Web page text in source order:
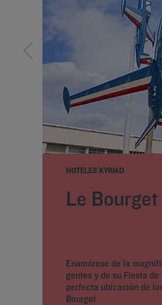
HOTELES KYRIAD
Le Bourget
Enamórese de la
gentes y de su Fiesta
perfecta ubicación de
Bourget